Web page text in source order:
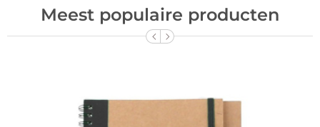
Meest populaire producten